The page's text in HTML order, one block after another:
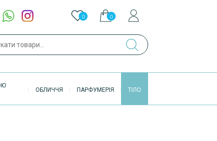
0 0
ОБЛИЧЧЯ ПАРФУМЕРІЯ ТІЛО